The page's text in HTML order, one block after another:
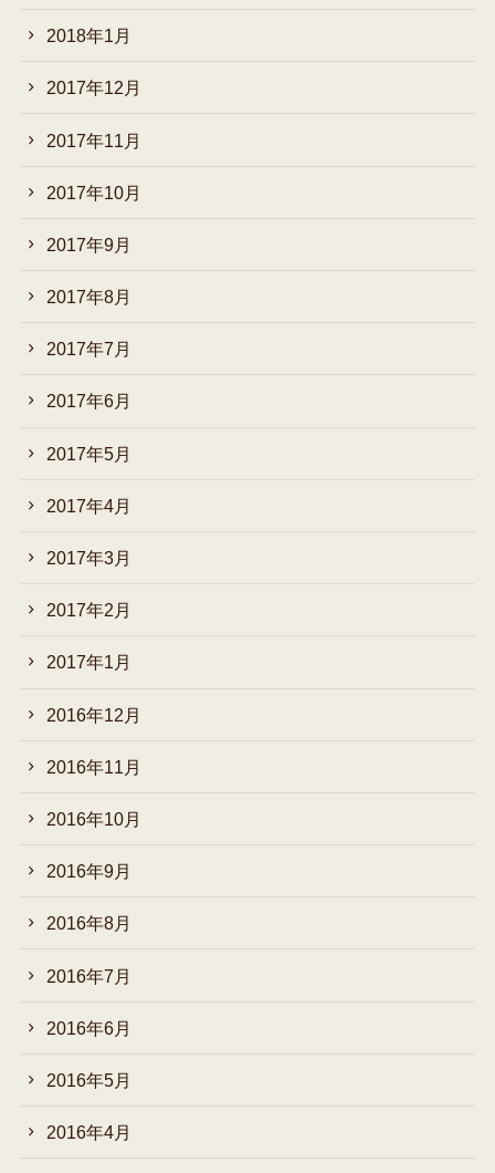
2018年1月
2017年12月
2017年11月
2017年10月
2017年9月
2017年8月
2017年7月
2017年6月
2017年5月
2017年4月
2017年3月
2017年2月
2017年1月
2016年12月
2016年11月
2016年10月
2016年9月
2016年8月
2016年7月
2016年6月
2016年5月
2016年4月